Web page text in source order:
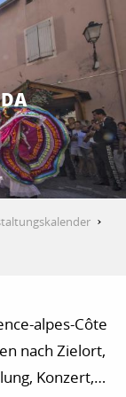
alpes-Côte
nach Zielort,
Konzert,